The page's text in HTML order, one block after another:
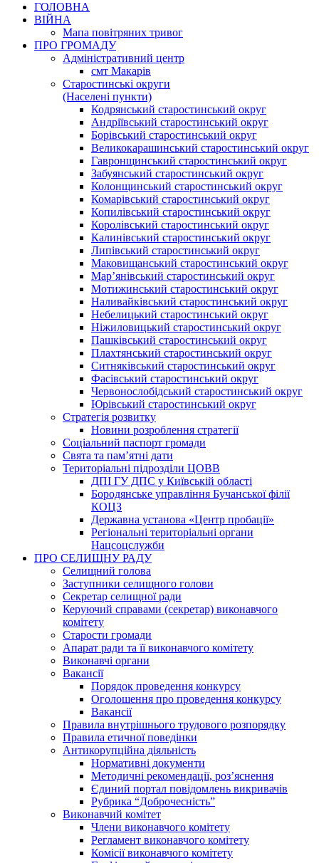
ГОЛОВНА
ВІЙНА
Мапа повітряних тривог
ПРО ГРОМАДУ
Aдміністративний центр
смт Макарів
Старостинські округи
(Населені пункти)
Кодрянський старостинський округ
Андріївський старостинський округ
Борівський старостинський округ
Великокарашинський старостинський округ
Гавронщинський старостинський округ
Забуянський старостинський округ
Колонщинський старостинський округ
Комарівський старостинський округ
Копилівський старостинський округ
Королівський старостинський округ
Калинівський старостинський округ
Липівський старостинський округ
Маковищанський старостинський округ
Мар’янівський старостинський округ
Мотижинський старостинський округ
Наливайківський старостинський округ
Небелицький старостинський округ
Ніжиловицький старостинський округ
Пашківський старостинський округ
Плахтянський старостинський округ
Ситняківський старостинський округ
Фасівський старостинський округ
Червонослобідський старостинський округ
Юрівський старостинський округ
Стратегія розвитку
Новини розроблення стратегії
Соціальний паспорт громади
Свята та пам’ятні дати
Територіальні підрозділи ЦОВВ
ДПІ ГУ ДПС у Київській області
Бородянське управління Бучанської філії
КОЦЗ
Державна установа «Центр пробації»
Регіональні територіальні органи
Нацсоцслужби
ПРО СЕЛИЩНУ РАДУ
Селищний голова
Заступники селищного голови
Секретар селищної ради
Керуючий справами (секретар) виконавчого
комітету
Старости громади
Апарат ради та її виконавчого комітету
Виконавчі органи
Вакансії
Порядок проведення конкурсу
Оголошення про проведення конкурсу
Вакансії
Правила внутрішнього трудового розпорядку
Правила етичної поведінки
Антикорупційна діяльність
Нормативні документи
Методичні рекомендації, роз’яснення
Єдиний портал повідомлень викривачів
Рубрика “Доброчесність”
Виконавчий комітет
Члени виконавчого комітету
Регламент виконавчого комітету
Комісії виконавчого комітету